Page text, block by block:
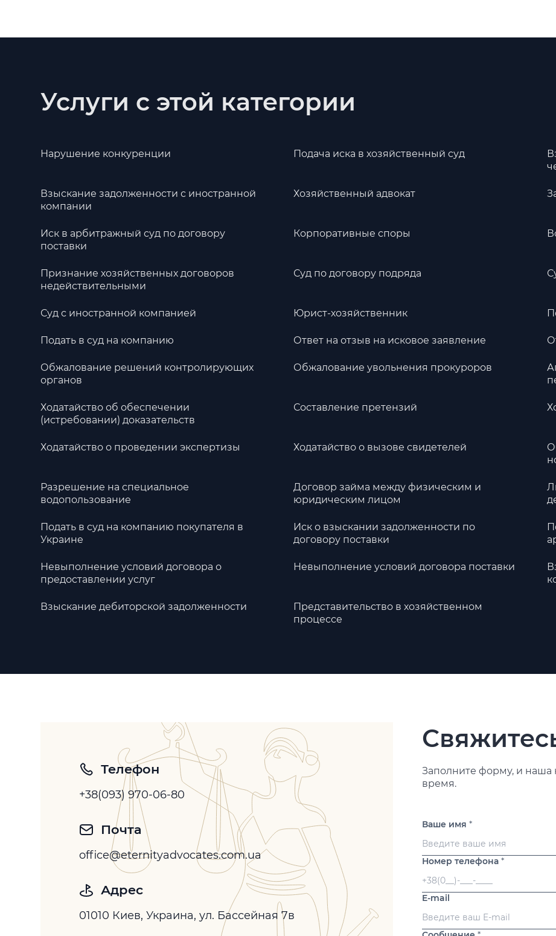
Услуги с этой категории
Нарушение конкуренции Подача иска в хозяйственный суд
Взыскание задолженности с иностранной
компании
Хозяйственный адвокат
Иск в арбитражный суд по договору
поставки
Корпоративные споры
Признание хозяйственных договоров
недействительными
Суд по договору подряда
Суд с иностранной компанией Юрист-хозяйственник
Подать в суд на компанию Ответ на отзыв на исковое заявление
Обжалование решений контролирующих
органов
Обжалование увольнения прокуроров
Ходатайство об обеспечении
(истребовании) доказательств
Составление претензий
Ходатайство о проведении экспертизы Ходатайство о вызове свидетелей
Разрешение на специальное
водопользование
Договор займа между физическим и
юридическим лицом
Подать в суд на компанию покупателя в
Украине
Иск о взыскании задолженности по
договору поставки
Невыполнение условий договора о
предоставлении услуг
Невыполнение условий договора поставки
Взыскание дебиторской задолженности
Представительство в хозяйственном
процессе
Телефон
+38(093) 970-06-80
Почта
office@eternityadvocates.com.ua
Адрес
01010 Киев, Украина, ул. Бассейная 7в
Заполните форму, и
время.
Ваше имя *
Номер телефона *
E-mail